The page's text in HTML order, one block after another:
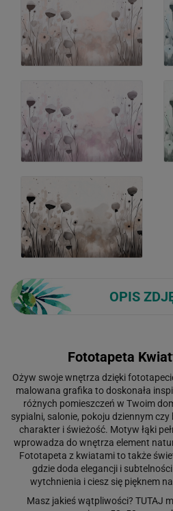
OPIS
Fototapeta
Ożyw swoje wnętrza dzięki
malowana grafika to doskonała
różnych pomieszczeń w Twoim
sypialni, salonie, pokoju dziennym
charakter i świeżość. Motyw łąki
wprowadza do wnętrza element
Fototapeta z kwiatami to także
gdzie doda elegancji i
wytchnienia i ciesz się pięknem
Masz jakieś wątpliwości? TUTAJ